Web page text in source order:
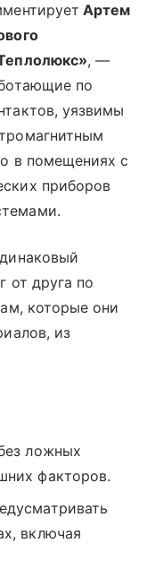
Артем
, —
по
уязвимы
в помещениях с
приборов
от друга по
которые они
из
ложных
факторов.
включая